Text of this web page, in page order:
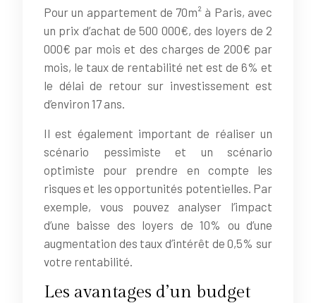
Pour un appartement de 70m² à Paris, avec
un prix d’achat de 500 000€, des loyers de 2
000€ par mois et des charges de 200€ par
mois, le taux de rentabilité net est de 6% et
le délai de retour sur investissement est
d’environ 17 ans.
Il est également important de réaliser un
scénario pessimiste et un scénario
optimiste pour prendre en compte les
risques et les opportunités potentielles. Par
exemple, vous pouvez analyser l’impact
d’une baisse des loyers de 10% ou d’une
augmentation des taux d’intérêt de 0,5% sur
votre rentabilité.
Les avantages d’un budget